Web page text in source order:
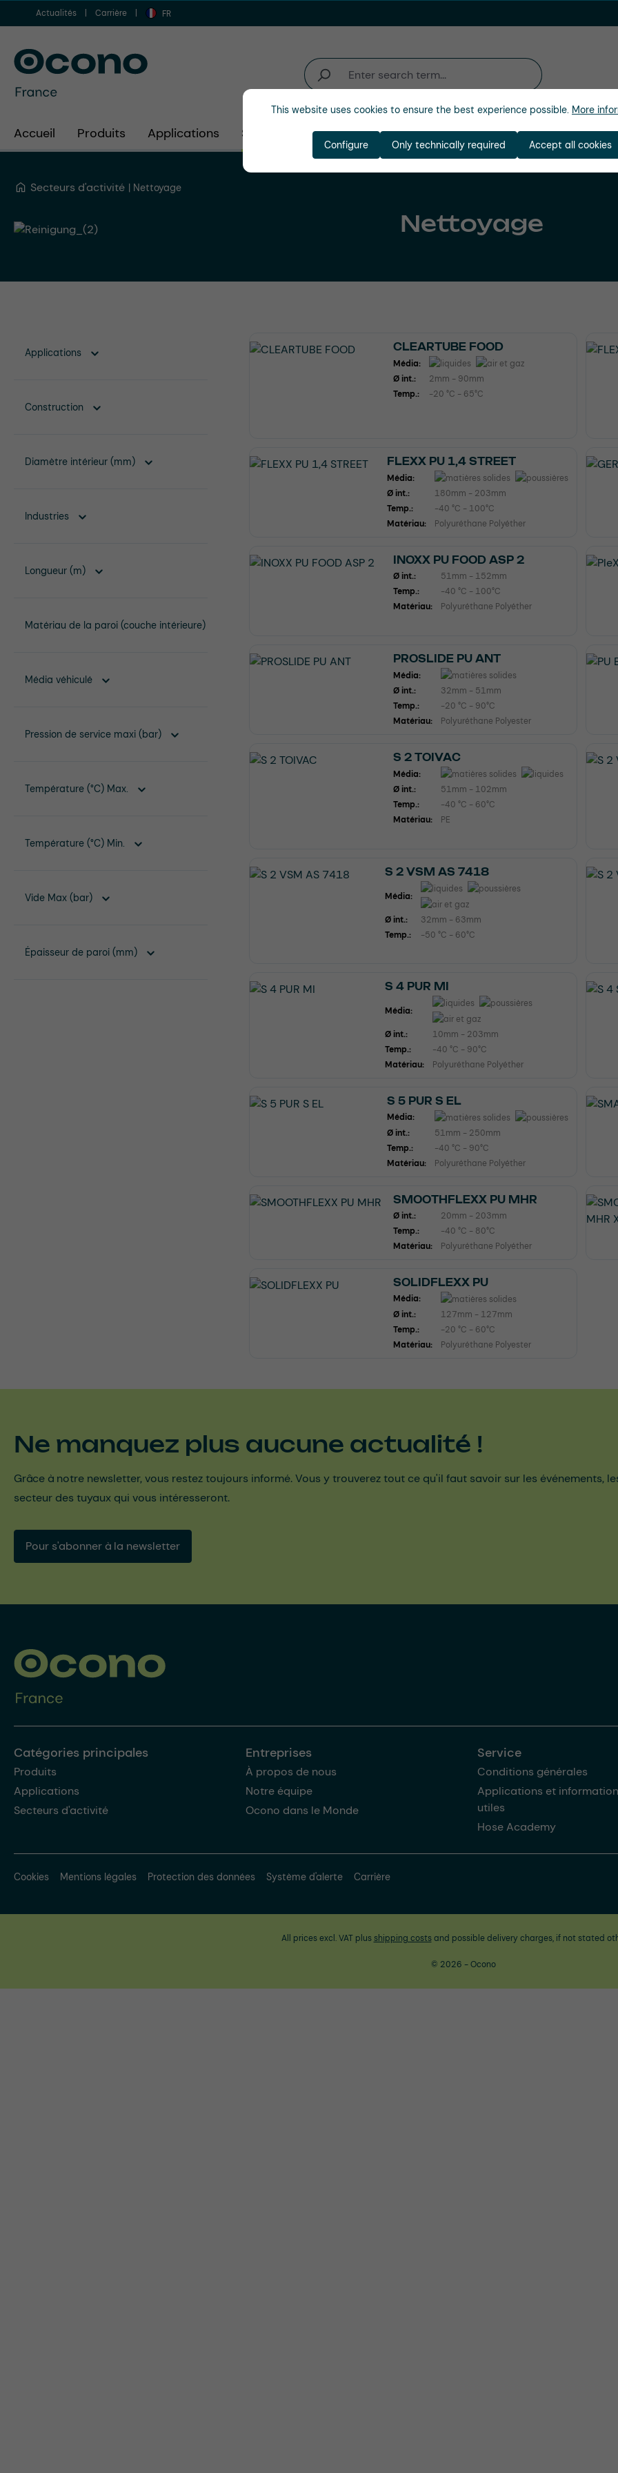
au contenu principal
Aller à la recherche
Aller à la navigation principale
Actualités Carrière FR
Accueil Produits Applications Secteurs d'activité Entreprise
Secteurs d'activité Nettoyage
Nettoyage
Applications
Construction
Diamètre intérieur (mm)
Industries
Longueur (m)
Matériau de la paroi (couche intérieure)
Média véhiculé
Pression de service maxi (bar)
Température (°C) Max.
Température (°C) Min.
Vide Max (bar)
Épaisseur de paroi (mm)
CLEARTUBE FOOD
Média:
Ø int.:
2mm - 90mm
Temp.:
-20 °C - 65°C
FLEXX PU 1,4 STREET
Média:
Ø int.:
180mm - 203mm
Temp.:
-40 °C - 100°C
Matériau:
Polyuréthane Polyéther
INOXX PU FOOD ASP 2
Ø int.:
51mm - 152mm
Temp.:
-40 °C - 100°C
Matériau:
Polyuréthane Polyéther
PROSLIDE PU ANT
Média:
Ø int.:
32mm - 51mm
Temp.:
-20 °C - 90°C
Matériau:
Polyuréthane Polyester
S 2 TOIVAC
Média:
Ø int.:
51mm - 102mm
Temp.:
-40 °C - 60°C
Matériau:
PE
S 2 VSM AS 7418
Média:
Ø int.:
32mm - 63mm
Temp.:
-50 °C - 60°C
S 4 PUR MI
Média:
Ø int.:
10mm - 203mm
Temp.:
-40 °C - 90°C
Matériau:
Polyuréthane Polyéther
S 5 PUR S EL
Média:
Ø int.:
51mm - 250mm
Temp.:
-40 °C - 90°C
Matériau:
Polyuréthane Polyéther
SMOOTHFLEXX PU MHR
Ø int.:
20mm - 203mm
Temp.:
-40 °C - 80°C
Matériau:
Polyuréthane Polyéther
SOLIDFLEXX PU
Média:
Ø int.:
127mm - 127mm
Temp.:
-20 °C - 60°C
Matériau:
Polyuréthane Polyester
Ne manquez plus aucune actualité !
Grâce à notre newsletter, vous restez toujours informé. Vous y trouverez tout ce qu'il faut savoir sur les événements,
secteur des tuyaux qui vous intéresseront.
Pour s'abonner à la newsletter
Catégories principales
Produits
Applications
Secteurs d'activité
Entreprises
À propos de nous
Notre équipe
Ocono dans le Monde
Service
Conditions générales
Applications et
utiles
Hose Academy
Cookies Mentions légales Protection des données Système d'alerte Carrière
All prices excl. VAT plus shipping costsand possible delivery charges, if not stated
© 2026 - Ocono
This website uses cookies to ensure the best experience possible. More
Only technically required
Configure Accept all cookies